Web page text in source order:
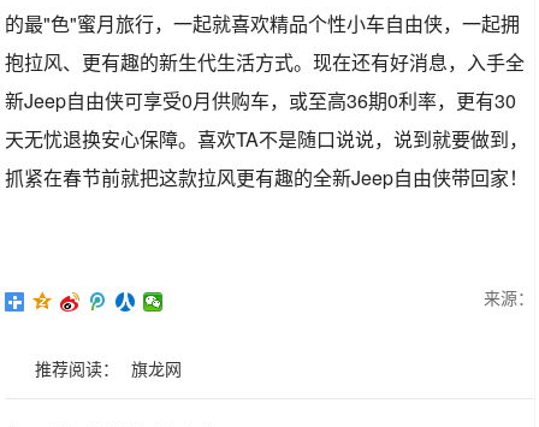
的最"色"蜜月旅行，一起就喜欢精品个性小车自由侠，一起拥
抱拉风、更有趣的新生代生活方式。现在还有好消息，入手全
新Jeep自由侠可享受0月供购车，或至高36期0利率，更有30
天无忧退换安心保障。喜欢TA不是随口说说，说到就要做到，
抓紧在春节前就把这款拉风更有趣的全新Jeep自由侠带回家！
来源：
推荐阅读： 旗龙网